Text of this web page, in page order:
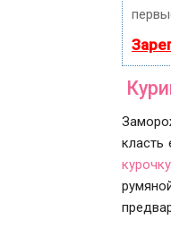
класть